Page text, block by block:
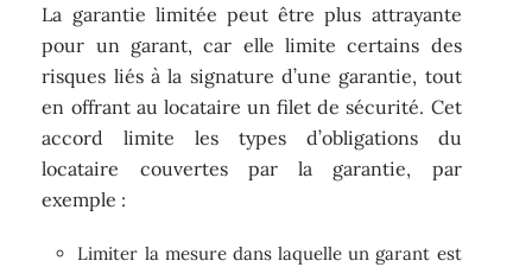
La garantie limitée peut être plus attrayante
pour un garant, car elle limite certains des
risques liés à la signature d’une garantie, tout
en offrant au locataire un filet de sécurité. Cet
accord limite les types d’obligations du
locataire couvertes par la garantie, par
exemple :
Limiter la mesure dans laquelle un garant est